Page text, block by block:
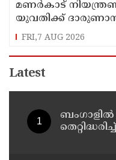
മണർകാട്
യുവതിക്ക്
FRI,7 AUG 2026
Latest